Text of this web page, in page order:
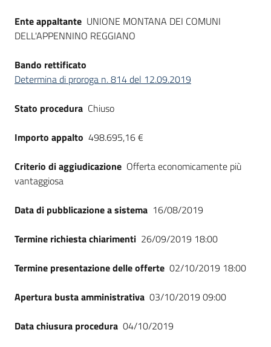
English
site
Seguici
Ente appaltante UNIONE MONTANA DEI COMUNI
DELL'APPENNINO REGGIANO
Bando rettificato
Determina di proroga n. 814 del 12.09.2019
Stato procedura Chiuso
Importo appalto 498.695,16 €
Criterio di aggiudicazione Offerta economicamente più
vantaggiosa
Data di pubblicazione a sistema 16/08/2019
Termine richiesta chiarimenti 26/09/2019 18:00
Termine presentazione delle offerte 02/10/2019 18:00
Apertura busta amministrativa 03/10/2019 09:00
Data chiusura procedura 04/10/2019